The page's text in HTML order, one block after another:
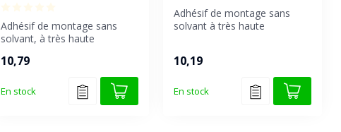
Adhésif de montage sans
solvant, à très haute
très ...
10,79
En stock
Adhésif de montage sans
solvant à très haute
10,19
En stock